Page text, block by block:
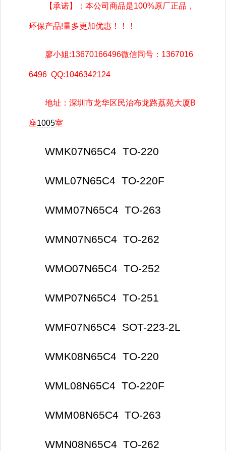
【承诺】：本公司商品是100%原厂正品，
环保产品!量多更加优惠！！！
廖小姐:13670166496微信同号： 1367016
6496 QQ:1046342124
地址：深圳市龙华区民治布龙路荔苑大厦B
座1005室
WMK07N65C4 TO-220
WML07N65C4 TO-220F
WMM07N65C4 TO-263
WMN07N65C4 TO-262
WMO07N65C4 TO-252
WMP07N65C4 TO-251
WMF07N65C4 SOT-223-2L
WMK08N65C4 TO-220
WML08N65C4 TO-220F
WMM08N65C4 TO-263
WMN08N65C4 TO-262